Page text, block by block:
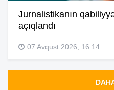
Jurnalistikanın
açıqlandı
07 Avqust 2026, 16:14